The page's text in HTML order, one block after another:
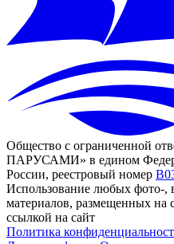
Общество с ограниченной
ПАРУСАМИ» в едином
России, реестровый номер
Использование любых фото-,
материалов, размещенных на
ссылкой на сайт
Политика